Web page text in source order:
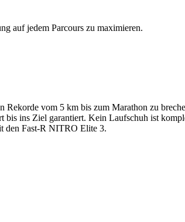
auf jedem Parcours zu maximieren.
vom 5 km bis zum Marathon zu
ins Ziel garantiert. Kein Laufschuh ist
den Fast-R NITRO Elite 3.